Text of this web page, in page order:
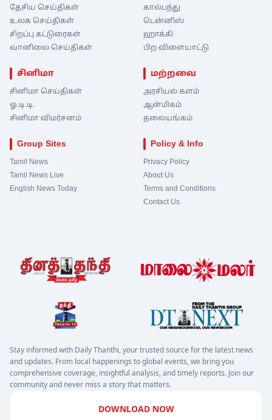
தேசிய செய்திகள்
உலக செய்திகள்
சிறப்பு கட்டுரைகள்
வானிலை செய்திகள்
கால்பந்து
டென்னிஸ்
ஹாக்கி
பிற விளையாட்டு
சினிமா
சினிமா செய்திகள்
ஓ.டி.டி.
சினிமா விமர்சனம்
மற்றவை
அரசியல் களம்
ஆன்மிகம்
தலையங்கம்
Group Sites
Tamil News
Tamil News Live
English News Today
Policy & Info
Privacy Policy
About Us
Terms and Conditions
Contact Us
Stay informed with Daily Thanthi, your trusted source for the latest news
and updates. From local happenings to global events, we bring you
comprehensive coverage, insightful analysis, and timely reports. Join our
community and never miss a story that matters.
DOWNLOAD NOW